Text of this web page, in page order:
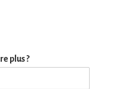
plus ?